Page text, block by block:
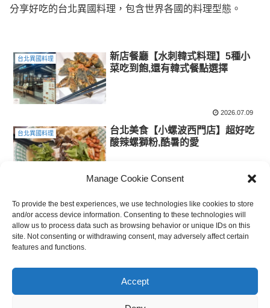
Manage Cookie Consent
To provide the best experiences, we use technologies like cookies to store
and/or access device information. Consenting to these technologies will
allow us to process data such as browsing behavior or unique IDs on this
site. Not consenting or withdrawing consent, may adversely affect certain
features and functions.
Accept
分享好吃的台北異國料理，包含世界各國的料理型態。
台北異國料理
新店餐廳【水刺韓式料理】5種小
菜吃到飽,還有韓式餐點選擇
2026.07.09
台北異國料理
台北美食【小螺波西門店】超好吃
酸辣螺獅粉,酷暑的愛
スポンサーリンク